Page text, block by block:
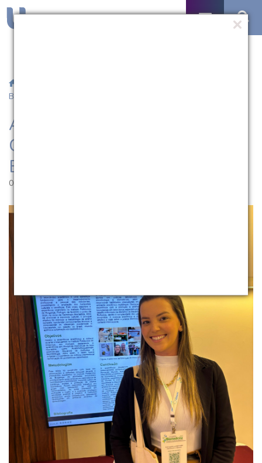
Brasileiro de Biomedicina
Aluna da UCPel participa de
Congresso Sul-Brasileiro de
Biomedicina
06.05.2025 | 09:48